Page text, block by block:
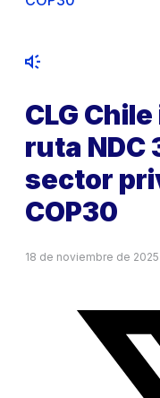
CLG
ruta NDC
sector
COP30
18 de noviembre de 2025